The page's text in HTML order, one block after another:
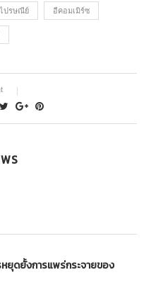
ปรษณีย์ อีคอมเมิร์ซ
หยุดยั้งการแพร่กระจายของ